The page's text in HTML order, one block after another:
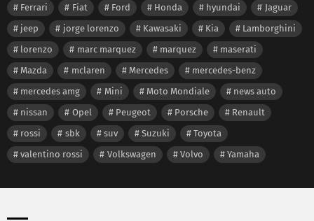
Ferrari
Fiat Ford Honda hyundai
Jaguar
jeep
jorge lorenzo Kawasaki Kia
Lamborghini
lorenzo
marc marquez marquez
maserati
Mazda
mclaren Mercedes
mercedes-benz
mercedes amg
Mini Moto Mondiale
news auto
nissan
Opel Peugeot Porsche
Renault
rossi
sbk suv Suzuki
Toyota
valentino rossi
Volkswagen Volvo Yamaha